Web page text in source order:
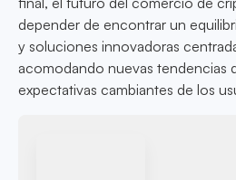
depender de encontrar un
y soluciones innovadoras
acomodando nuevas tendencias
expectativas cambiantes de los